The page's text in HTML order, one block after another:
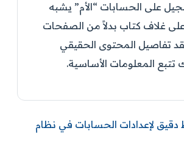
على الحسابات “الأم” يشبه
على غلاف كتاب بدلاً من الصفحات
تفاصيل المحتوى الحقيقي
تتبع المعلومات الأساسية.
دقيق لإعدادات الحسابات في نظام